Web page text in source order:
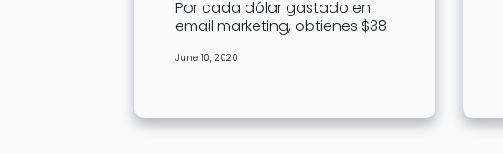
Por cada dólar gastado en
email marketing, obtienes $38
para una estrategia, sin
June 10, 2020